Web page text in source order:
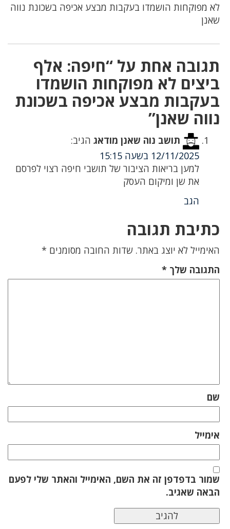
לא מפוקחות הושמדו בעקבות מבצע אכיפה בשכונת נווה
שאנן
תגובה אחת על “חיפה: אלף
ביצים לא מפוקחות הושמדו
בעקבות מבצע אכיפה בשכונת
נווה שאנן”
תושב נוה שאנן מודאג הגיב:
12/11/2025 בשעה 15:15
למען בריאות הציבור של תושבי חיפה רצוי לפרסם
את שן ומיקום העסק
הגב
כתיבת תגובה
האימייל לא יוצג באתר. שדות החובה מסומנים *
התגובה שלך *
שם
אימייל
שמור בדפדפן זה את השם, האימייל והאתר שלי לפעם
הבאה שאגיב.